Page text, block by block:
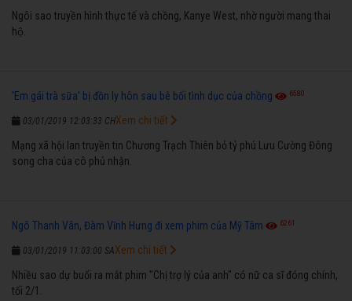
Ngôi sao truyền hình thực tế và chồng, Kanye West, nhờ người mang thai
hộ.
'Em gái trà sữa' bị đồn ly hôn sau bê bối tình dục của chồng 6580
03/01/2019 12:03:33 CH
Mạng xã hội lan truyền tin Chương Trạch Thiên bỏ tỷ phú Lưu Cường Đông
song cha của cô phủ nhận.
Xem chi tiết
Ngô Thanh Vân, Đàm Vĩnh Hưng đi xem phim của Mỹ Tâm 6261
03/01/2019 11:03:00 SA
Nhiều sao dự buổi ra mắt phim "Chị trợ lý của anh" có nữ ca sĩ đóng chính,
tối 2/1.
Xem chi tiết